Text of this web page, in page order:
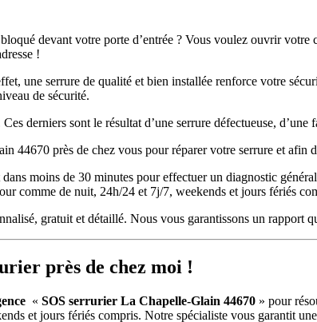
devant votre porte d’entrée ? Vous voulez ouvrir
!
une serrure de qualité et bien installée renforce votre
de sécurité.
derniers sont le résultat d’une serrure défectueuse,
44670 près de chez vous pour réparer votre serrure et afin
moins de 30 minutes pour effectuer un diagnostic
comme de nuit, 24h/24 et 7j/7, weekends et jours fériés
gratuit et détaillé. Nous vous garantissons un rapport
près de chez moi !
« SOS serrurier La Chapelle-Glain 44670 » pour
et jours fériés compris. Notre spécialiste vous garantit